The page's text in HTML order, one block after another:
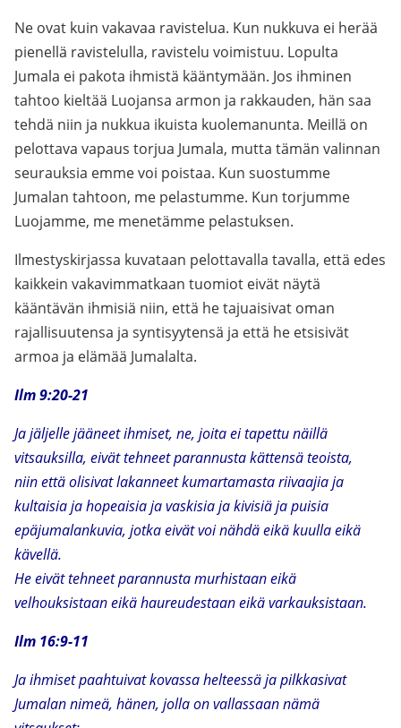
Ne ovat kuin vakavaa ravistelua. Kun nukkuva ei herää
pienellä ravistelulla, ravistelu voimistuu. Lopulta
Jumala ei pakota ihmistä kääntymään. Jos ihminen
tahtoo kieltää Luojansa armon ja rakkauden, hän saa
tehdä niin ja nukkua ikuista kuolemanunta. Meillä on
pelottava vapaus torjua Jumala, mutta tämän valinnan
seurauksia emme voi poistaa. Kun suostumme
Jumalan tahtoon, me pelastumme. Kun torjumme
Luojamme, me menetämme pelastuksen.
Ilmestyskirjassa kuvataan pelottavalla tavalla, että edes
kaikkein vakavimmatkaan tuomiot eivät näytä
kääntävän ihmisiä niin, että he tajuaisivat oman
rajallisuutensa ja syntisyytensä ja että he etsisivät
armoa ja elämää Jumalalta.
Ilm 9:20-21
Ja jäljelle jääneet ihmiset, ne, joita ei tapettu näillä
vitsauksilla, eivät tehneet parannusta kättensä teoista,
niin että olisivat lakanneet kumartamasta riivaajia ja
kultaisia ja hopeaisia ja vaskisia ja kivisiä ja puisia
epäjumalankuvia, jotka eivät voi nähdä eikä kuulla eikä
kävellä.
He eivät tehneet parannusta murhistaan eikä
velhouksistaan eikä haureudestaan eikä varkauksistaan.
Ilm 16:9-11
Ja ihmiset paahtuivat kovassa helteessä ja pilkkasivat
Jumalan nimeä, hänen, jolla on vallassaan nämä